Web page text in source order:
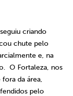
criando
chute pelo
e, na
O Fortaleza, nos
da área,
pelo